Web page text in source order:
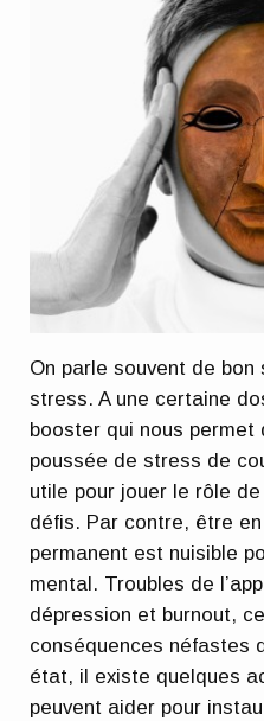
On parle souvent de
stress. A une certaine
booster qui nous permet
poussée de stress de
utile pour jouer le rôle
défis. Par contre, être
permanent est nuisible
mental. Troubles de
dépression et burnout,
conséquences néfastes
état, il existe quelques
peuvent aider pour